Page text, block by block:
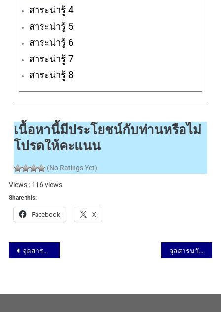
สาระน่ารู้ 4
สาระน่ารู้ 5
สาระน่ารู้ 6
สาระน่ารู้ 7
สาระน่ารู้ 8
เนื้อหานี้มีประโยชน์กับท่านหรือไม่
โปรดให้คะแนน
(No Ratings Yet)
Views : 116 views
Share this:
Facebook X
จุลสารนวัตกรรม ฉบับที่ 72 – นวัตกรรมจากสถาบัน เรื่อง การพัฒนาหน่วยการเรียนรู้วิชาสังคมศึกษา โดยใช้การจัดการเรียนรู้แบบสถานการณ์ทางภูมิศาสตร์เป็นฐาน เพื่อพัฒนาการรู้เรื่องภูมิศาสตร์ของนักเรียนระดับชั้นมัธยมศึกษาปีที่ 5 จุลสารนวัตกรรม ฉบับที่ 72 – สาระน่ารู้ เรื่อง ทำผลงานอย่างไรให้ถูกจริยธรรม